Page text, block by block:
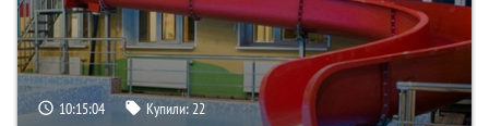
10:15:03 Купили:22